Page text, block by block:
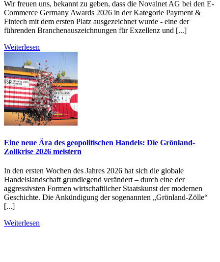
Wir freuen uns, bekannt zu geben, dass die Novalnet AG bei den E-
Commerce Germany Awards 2026 in der Kategorie Payment &
Fintech mit dem ersten Platz ausgezeichnet wurde - eine der
führenden Branchenauszeichnungen für Exzellenz und [...]
Weiterlesen
Eine neue Ära des geopolitischen Handels: Die Grönland-
Zollkrise 2026 meistern
In den ersten Wochen des Jahres 2026 hat sich die globale
Handelslandschaft grundlegend verändert – durch eine der
aggressivsten Formen wirtschaftlicher Staatskunst der modernen
Geschichte. Die Ankündigung der sogenannten „Grönland-Zölle“
[...]
Weiterlesen